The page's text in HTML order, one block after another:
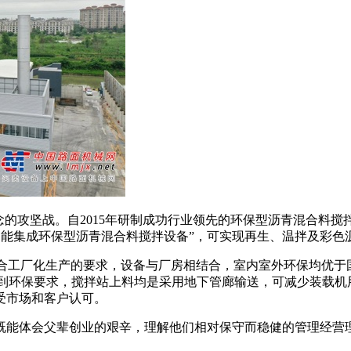
坚战。自2015年研制成功行业领先的环保型沥青混合料搅
集成环保型沥青混合料搅拌设备”，可实现再生、温拌及彩
化生产的要求，设备与厂房相结合，室内室外环保均优于
保要求，搅拌站上料均是采用地下管廊输送，可减少装载
场和客户认可。
会父辈创业的艰辛，理解他们相对保守而稳健的管理经营